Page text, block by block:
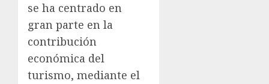
se ha centrado en
gran parte en la
contribución
económica del
turismo, mediante el